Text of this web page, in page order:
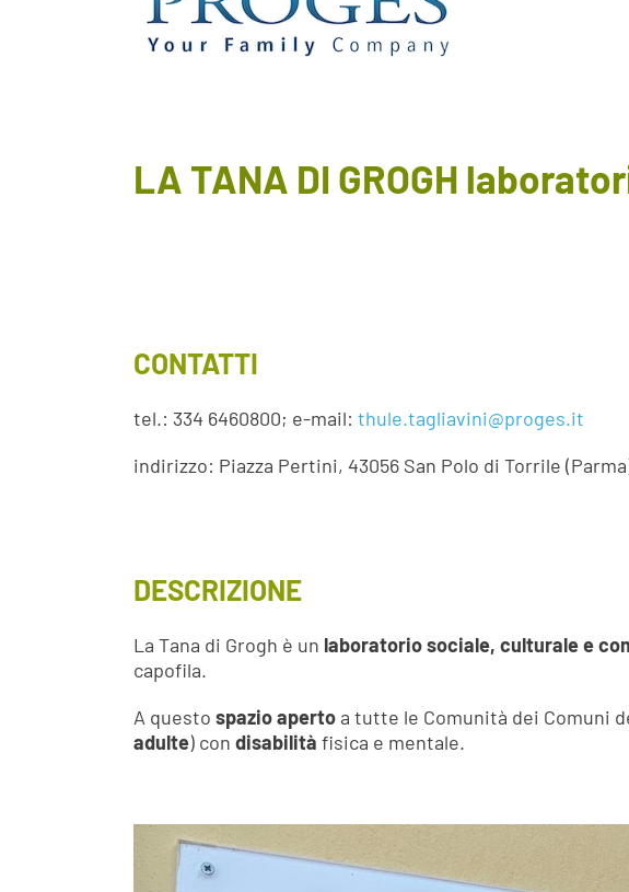
LA TANA DI GROGH
CONTATTI
tel.: 334 6460800; e-mail: thule.tagliavini@proges.it
indirizzo: Piazza Pertini, 43056 San Polo di Torrile
DESCRIZIONE
La Tana di Grogh è un laboratorio sociale, culturale e
capofila.
A questo spazio apertoa tutte le Comunità dei Comuni
adulte) con disabilità fisica e mentale.